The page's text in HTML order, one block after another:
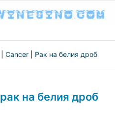
Cancer Рак на белия дроб
на белия дроб